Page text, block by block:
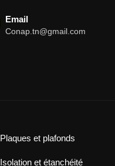
Email
Conap.tn@gmail.com
Plaques et plafonds
Isolation et étanchéité